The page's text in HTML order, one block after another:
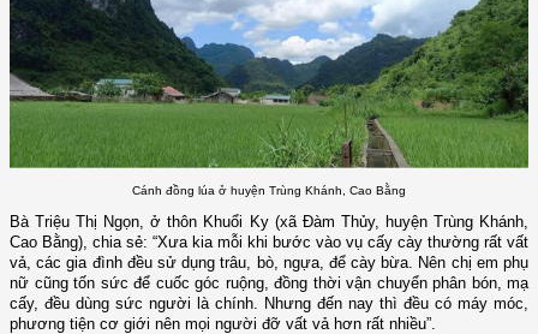
Cánh đồng lúa ở huyện Trùng Khánh, Cao Bằng
Bà Triệu Thị Ngọn, ở thôn Khuổi Ky (xã Đàm Thủy, huyện Trùng Khánh,
Cao Bằng), chia sẻ: “Xưa kia mỗi khi bước vào vụ cấy cày thường rất vất
vả, các gia đình đều sử dụng trâu, bò, ngựa, để cày bừa. Nên chị em phụ
nữ cũng tốn sức để cuốc góc ruộng, đồng thời vận chuyển phân bón, mạ
cấy, đều dùng sức người là chính. Nhưng đến nay thì đều có máy móc,
phương tiện cơ giới nên mọi người đỡ vất vả hơn rất nhiều”.